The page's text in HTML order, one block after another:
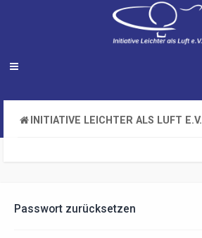
INITIATIVE LEICHTER ALS LUFT E.V.
Passwort zurücksetzen